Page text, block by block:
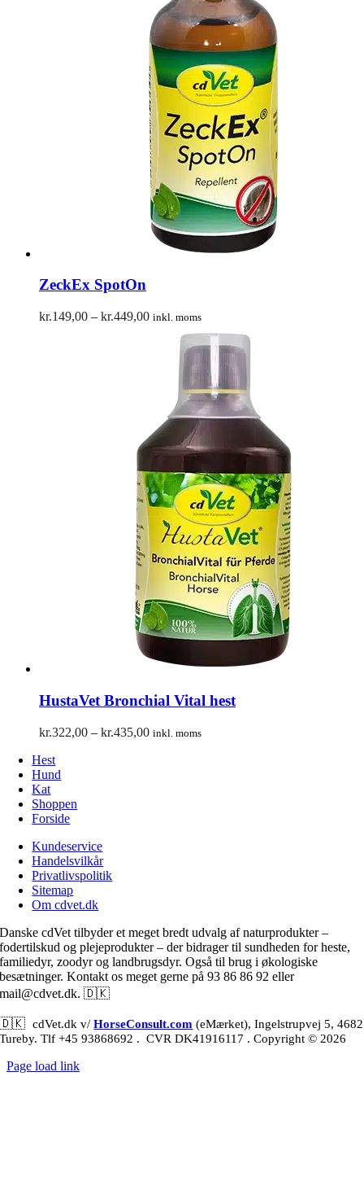
ZeckEx SpotOn
kr.149,00 – kr.449,00Prisinterval:
kr.449,00
inkl. moms
HustaVet Bronchial Vital hest
kr.322,00 – kr.435,00Prisinterval:
inkl. moms
Hest
Hund
Kat
Shoppen
Forside
Kundeservice
Handelsvilkår
Privatlivspolitik
Sitemap
Om cdvet.dk
Danske cdVet tilbyder et meget bredt udvalg af naturprodukter –
fodertilskud og plejeprodukter – der bidrager til sundheden for heste,
familiedyr, zoodyr og landbrugsdyr. Også til brug i økologiske
besætninger. Kontakt os meget gerne på 93 86 86 92 eller
mail@cdvet.dk.🇩🇰
🇩🇰cdVet.dk v/HorseConsult.com (eMærket), Ingelstrupvej 5, 4682
Tureby. Tlf +45 93868692 . CVR DK41916117 . Copyright © 2026
Page load link